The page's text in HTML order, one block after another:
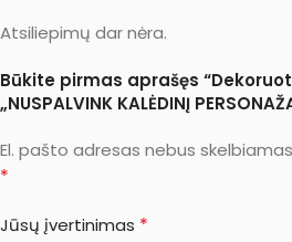
Atsiliepimų dar nėra.
Būkite pirmas aprašęs
„NUSPALVINK KALĖDINĮ
El. pašto adresas nebus
*
Jūsų įvertinimas *